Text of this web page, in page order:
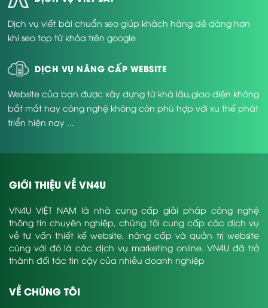
Dịch vụ viết bài chuẩn seo giúp khách hàng dễ dàng hơn
khi seo top từ khóa trên google
DỊCH VỤ NÂNG CẤP WEBSITE
Website của bạn được xây dựng từ khá lâu,giao diện không
bắt mắt hay công nghệ không còn phù hợp với xu thế phát
triển hiện nay ...
GIỚI THIỆU VỀ VN4U
VN4U VIỆT NAM là nhà cung cấp giải pháp công nghệ
thông tin chuyên nghiệp, chúng tôi cung cấp các dịch vụ
về tư vấn thiết kế website, nâng cấp và quản trị website
cùng với đó là các dịch vụ marketing online. VN4U đã trở
thành đối tác tin cậy của nhiều doanh nghiệp
VỀ CHÚNG TÔI